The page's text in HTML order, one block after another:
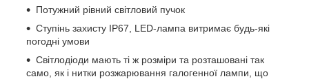
Потужний рівний світловий пучок
Ступінь захисту IP67, LED-лампа витримає будь-які
погодні умови
Світлодіоди мають ті ж розміри та розташовані так
само, як і нитки розжарювання галогенної лампи, що